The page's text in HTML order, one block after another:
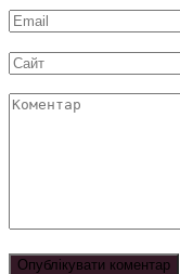
Email
Сайт
Коментар